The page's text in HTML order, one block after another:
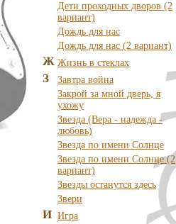
Дети проходных дворов (2
вариант)
Дождь для нас
Дождь для нас (2 вариант)
Ж Жизнь в стеклах
З
Завтра война
Закрой за мной дверь, я
ухожу
Звезда (Вера - надежда -
любовь)
Звезда по имени Солнце
Звезда по имени Солнце (2
вариант)
Звезды останутся здесь
Звери
И Игра